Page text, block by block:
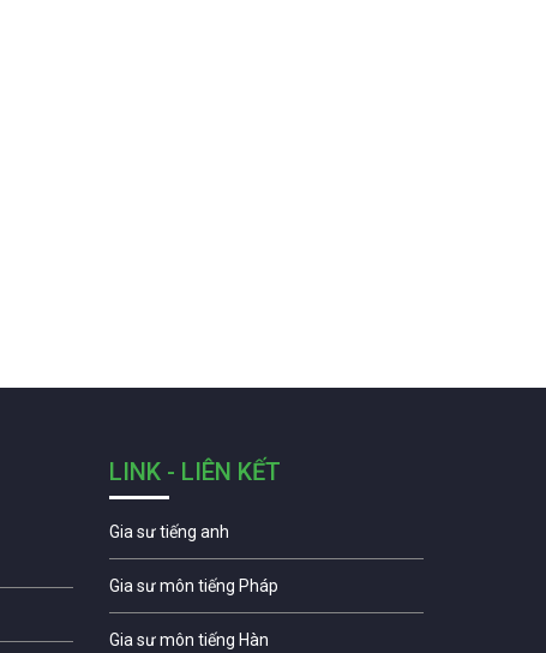
LINK - LIÊN KẾT
Gia sư tiếng anh
Gia sư môn tiếng Pháp
Gia sư môn tiếng Hàn